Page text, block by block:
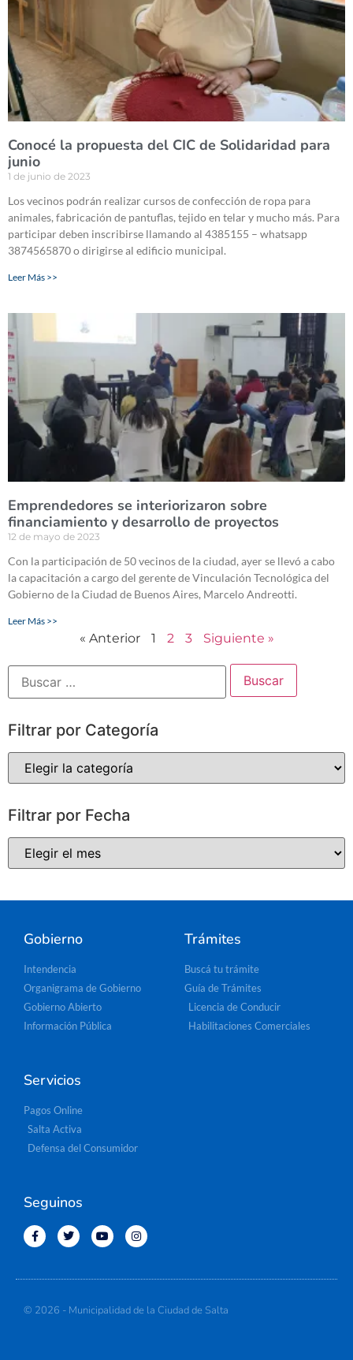
Conocé la propuesta del CIC de Solidaridad para
junio
1 de junio de 2023
Los vecinos podrán realizar cursos de confección de ropa para
animales, fabricación de pantuflas, tejido en telar y mucho más. Para
participar deben inscribirse llamando al 4385155 – whatsapp
3874565870 o dirigirse al edificio municipal.
Leer Más >>
Emprendedores se interiorizaron sobre
financiamiento y desarrollo de proyectos
12 de mayo de 2023
Con la participación de 50 vecinos de la ciudad, ayer se llevó a cabo
la capacitación a cargo del gerente de Vinculación Tecnológica del
Gobierno de la Ciudad de Buenos Aires, Marcelo Andreotti.
Leer Más >>
« Anterior 1 2 3 Siguiente »
Filtrar por Categoría
Filtrar por Fecha
Gobierno
Intendencia
Organigrama de Gobierno
Gobierno Abierto
Información Pública
Trámites
Buscá tu trámite
Guía de Trámites
Licencia de Conducir
Habilitaciones Comerciales
Servicios
Pagos Online
Salta Activa
Defensa del Consumidor
Seguinos
© 2026 - Municipalidad de la Ciudad de Salta